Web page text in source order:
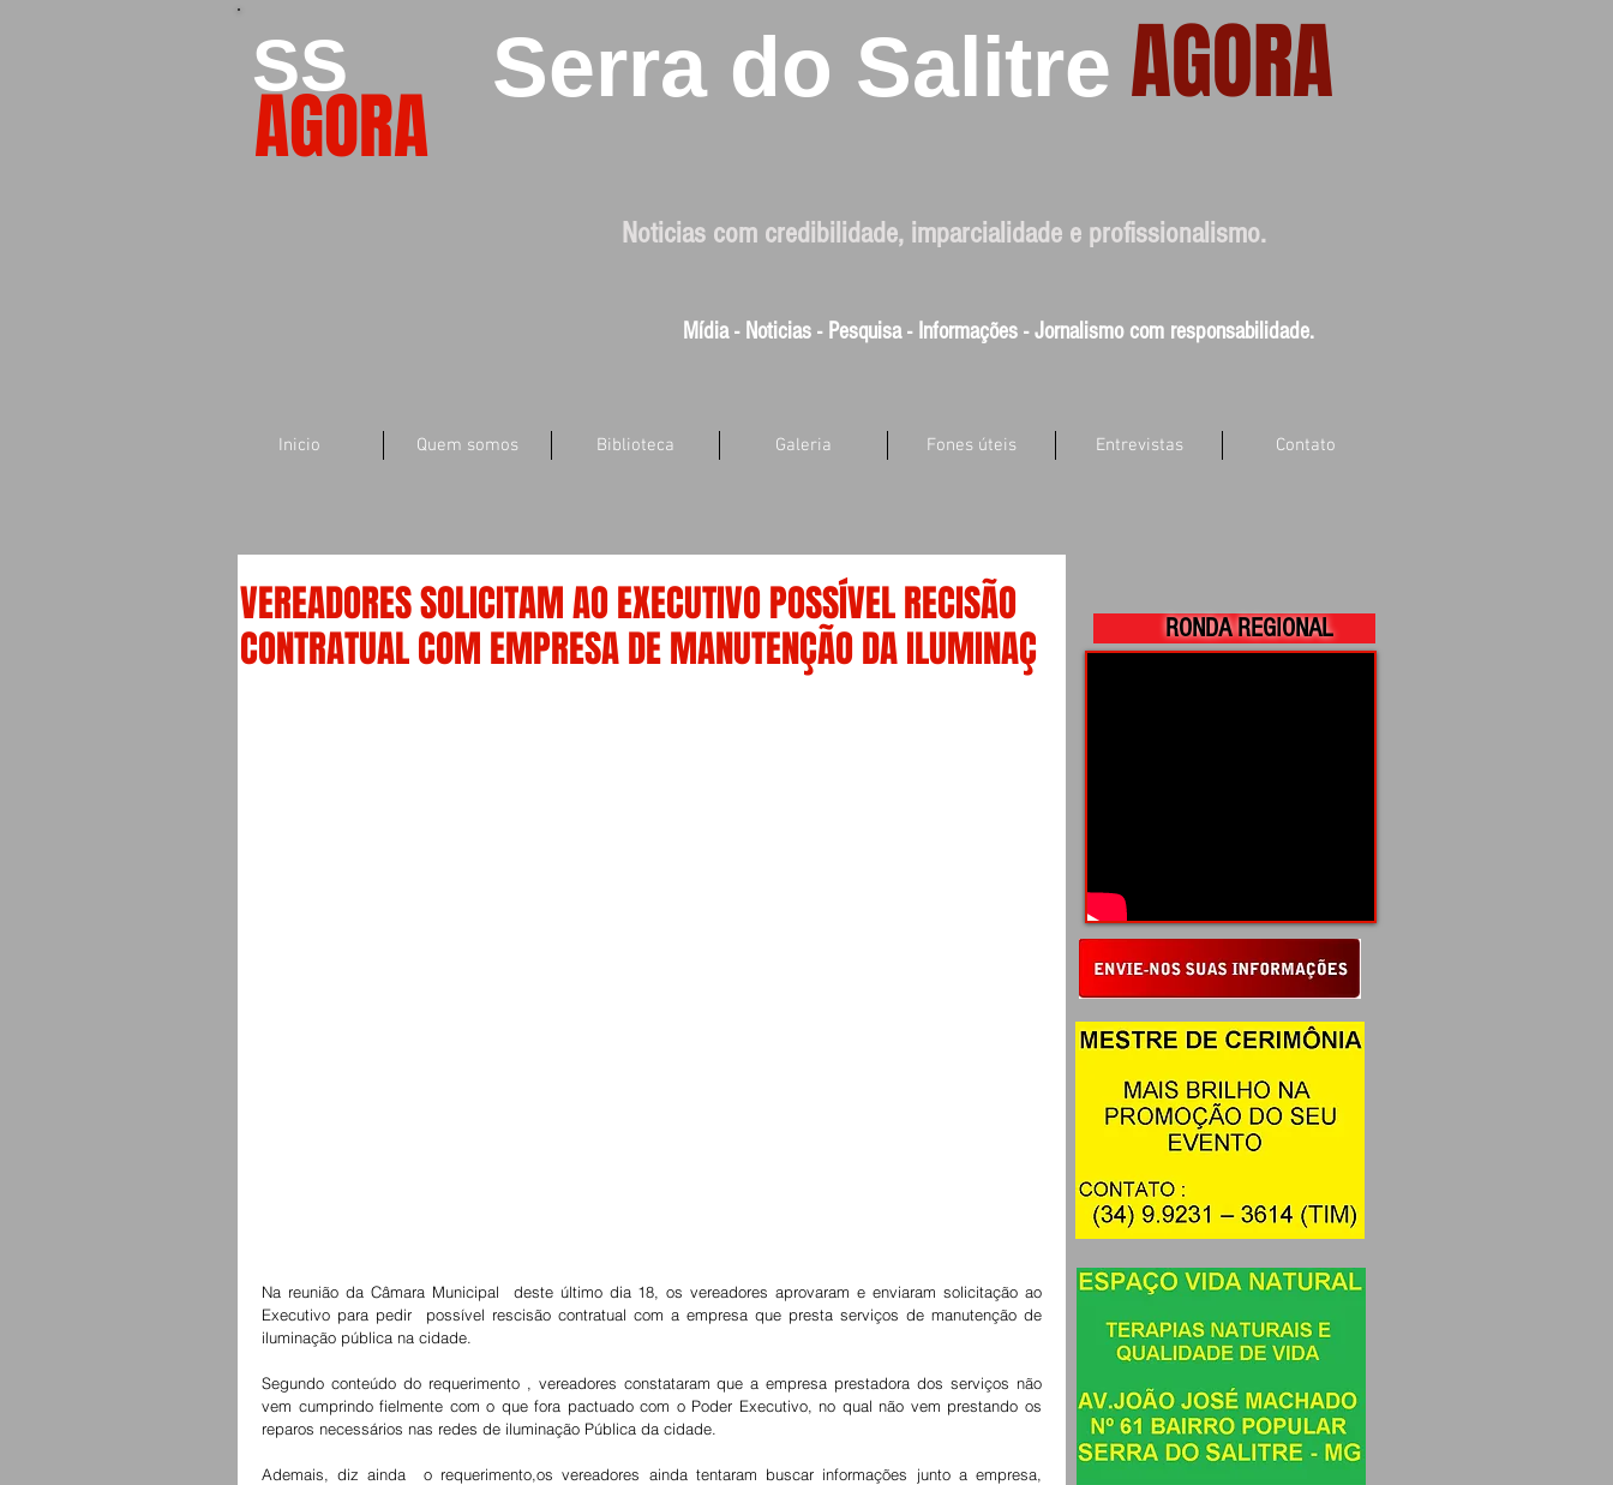
SS
AGORA
Serra do Salitre AGORA
Noticias com credibilidade, imparcialidade e profissionalismo.
Mídia - Noticias - Pesquisa - Informações - Jornalismo com responsabilidade.
Inicio Quem somos Biblioteca Galeria Fones úteis Entrevistas Contato
VEREADORES SOLICITAM AO EXECUTIVO POSSÍVEL RECISÃO
CONTRATUAL COM EMPRESA DE MANUTENÇÃO DA ILUMINAÇ
Na reunião da Câmara Municipal  deste último dia 18, os vereadores aprovaram e enviaram solicitação ao
Executivo para pedir  possível rescisão contratual com a empresa que presta serviços de manutenção de
iluminação pública na cidade.
Segundo conteúdo do requerimento , vereadores constataram que a empresa prestadora dos serviços não
vem cumprindo fielmente com o que fora pactuado com o Poder Executivo, no qual não vem prestando os
reparos necessários nas redes de iluminação Pública da cidade.
Ademais, diz ainda  o requerimento,os vereadores ainda tentaram buscar informações junto a empresa,
RONDA REGIONAL